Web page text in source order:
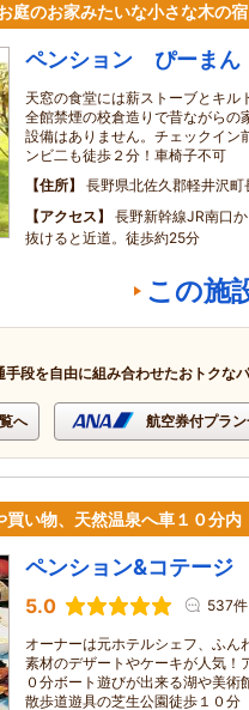
庭のお家みたいな小さな木の
ペンション ぴーまん
天窓の食堂には薪ストーブとキル
全館禁煙の校倉造りで昔ながらの
設備はありません。チェックイン
ンビ二も徒歩２分！車椅子不可
住所
長野県北佐久郡軽井沢
アクセス
長野新幹線JR南口
抜けると近道。徒歩約25分
この施
手段を自由に組み合わせたおトクな
へ 航空券付プラ
い物、天然温泉へ車１０分内
ペンション&コテー
5.0 537件
オーナーは元ホテルシェフ、ふん
素材のデザートやケーキが人気！
０分ボート遊びが出来る湖や美術
散歩道遊具の芝生公園徒歩１０分